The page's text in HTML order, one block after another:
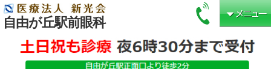
自由が丘駅前眼科